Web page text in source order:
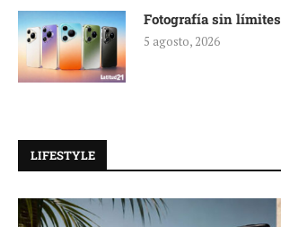
Fotografía sin límites
5 agosto, 2026
LIFESTYLE